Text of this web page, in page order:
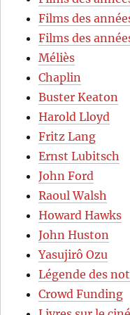
Films des
Films des
Méliès
Chaplin
Buster Keaton
Harold Lloyd
Fritz Lang
Ernst Lubitsch
John Ford
Raoul Walsh
Howard Hawks
John Huston
Yasujirô Ozu
Légende des
Crowd Funding